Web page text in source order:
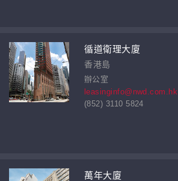
循道衛理大廈
香港島
辦公室
leasinginfo@nwd.com.hk
(852) 3110 5824
萬年大廈